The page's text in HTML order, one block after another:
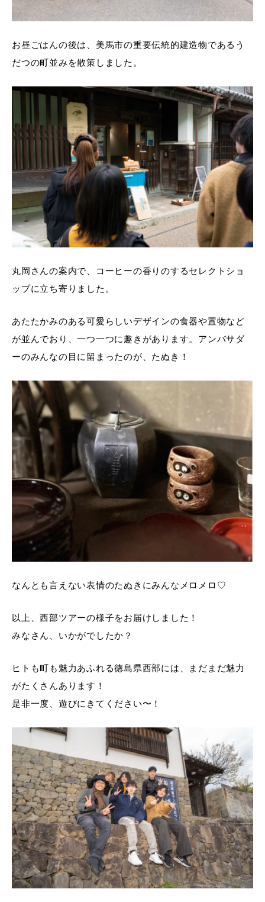
お昼ごはんの後は、美馬市の重要伝統的建造物であるう
だつの町並みを散策しました。
丸岡さんの案内で、コーヒーの香りのするセレクトショ
ップに立ち寄りました。
あたたかみのある可愛らしいデザインの食器や置物など
が並んでおり、一つ一つに趣きがあります。アンバサダ
ーのみんなの目に留まったのが、たぬき！
なんとも言えない表情のたぬきにみんなメロメロ♡
以上、西部ツアーの様子をお届けしました！
みなさん、いかがでしたか？
ヒトも町も魅力あふれる徳島県西部には、まだまだ魅力
がたくさんあります！
是非一度、遊びにきてください〜！